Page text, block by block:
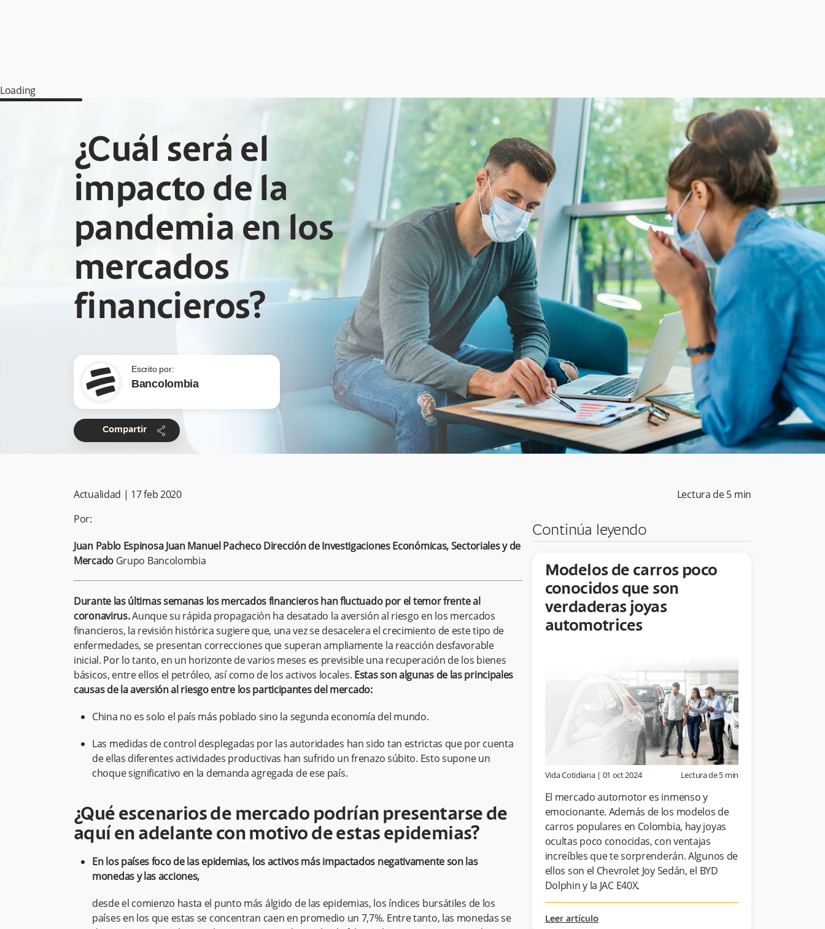
Loading
¿Cuál será el
impacto de la
pandemia en los
mercados
financieros?
Escrito por:
Bancolombia
Compartir share
Actualidad | 17 feb 2020 Lectura de5 min
Por:
Juan Pablo Espinosa Juan Manuel Pacheco Dirección de Investigaciones Económicas, Sectoriales y de
MercadoGrupo Bancolombia
Durante las últimas semanas los mercados financieros han fluctuado por el temor frente al
coronavirus.Aunque su rápida propagación ha desatado la aversión al riesgo en los mercados
financieros, la revisión histórica sugiere que, una vez se desacelera el crecimiento de este tipo de
enfermedades, se presentan correcciones que superan ampliamente la reacción desfavorable
inicial. Por lo tanto, en un horizonte de varios meses es previsible una recuperación de los bienes
básicos, entre ellos el petróleo, así como de los activos locales. Estas son algunas de las principales
causas de la aversión al riesgo entre los participantes del mercado:
China no es solo el país más poblado sino la segunda economía del mundo.
Las medidas de control desplegadas por las autoridades han sido tan estrictas que por cuenta
de ellas diferentes actividades productivas han sufrido un frenazo súbito. Esto supone un
choque significativo en la demanda agregada de ese país.
¿Qué escenarios de mercado podrían presentarse de
aquí en adelante con motivo de estas epidemias?
En los países foco de las epidemias, los activos más impactados negativamente son las
monedas y las acciones,
desde el comienzo hasta el punto más álgido de las epidemias, los índices bursátiles de los
países en los que estas se concentran caen en promedio un 7,7%. Entre tanto, las monedas se
Continúa leyendo
Modelos de carros poco
conocidos que son
verdaderas joyas
automotrices
Vida Cotidiana| 01 oct 2024 Lectura de5 min
El mercado automotor es inmenso y
emocionante. Además de los modelos de
carros populares en Colombia, hay joyas
ocultas poco conocidas, con ventajas
increíbles que te sorprenderán. Algunos de
ellos son el Chevrolet Joy Sedán, el BYD
Dolphin y la JAC E40X.
Leer artículo